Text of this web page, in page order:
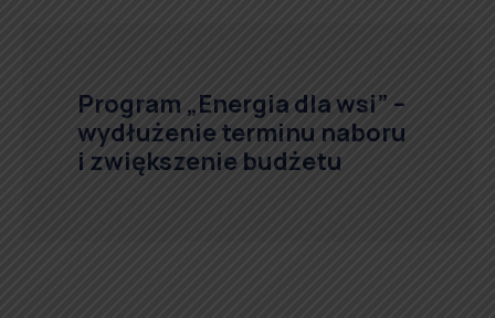
Program „Energia dla wsi” –
wydłużenie terminu naboru
i zwiększenie budżetu